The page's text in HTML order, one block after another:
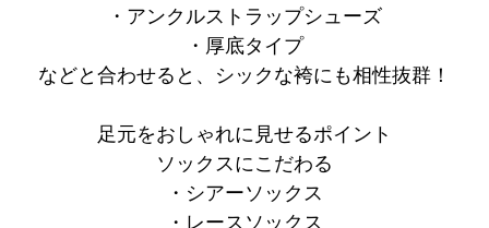
・アンクルストラップシューズ
・厚底タイプ
などと合わせると、シックな袴にも相性抜群！
足元をおしゃれに見せるポイント
ソックスにこだわる
・シアーソックス
・レースソックス